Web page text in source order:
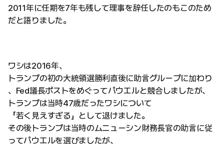
2011年に任期を7年も残して理事を辞任したのもこのため
だと語りました。
ワシは2016年、
トランプの初の大統領選勝利直後に助言グループに加わり
、Fed議長ポストをめぐってパウエルと競合しましたが、
トランプは当時47歳だったワシについて
「若く見えすぎる」として退けました。
その後トランプは当時のムニューシン財務長官の助言に従
ってパウエルを選びましたが、